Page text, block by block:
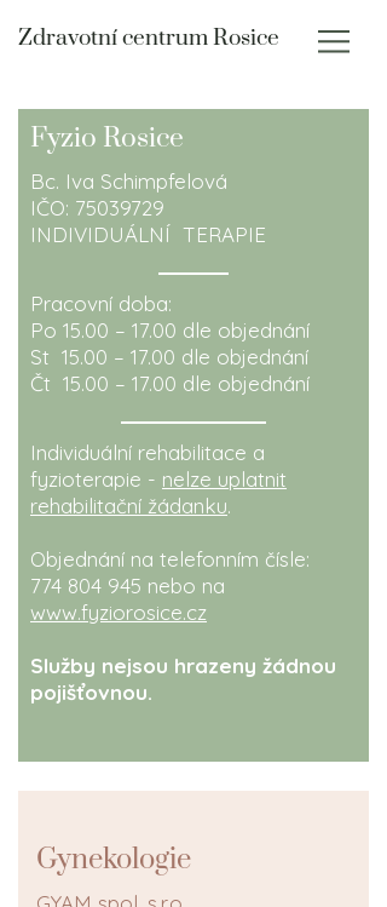
Zdravotní centrum Rosice
Fyzio Rosice
Bc. Iva Schimpfelová
IČO: 75039729
INDIVIDUÁLNÍ TERAPIE
Pracovní doba:
Po 15.00 – 17.00 dle objednání
St 15.00 – 17.00 dle objednání
Čt 15.00 – 17.00 dle objednání
Individuální rehabilitace a
fyzioterapie - nelze uplatnit
rehabilitační žádanku.
Objednání na telefonním čísle:
774 804 945 nebo na
www.fyziorosice.cz
Služby nejsou hrazeny žádnou
pojišťovnou.
Gynekologie